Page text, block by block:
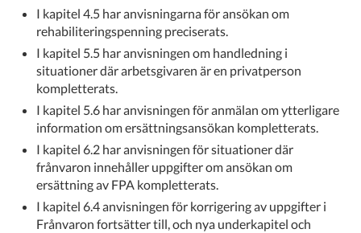
I kapitel 4.5 har anvisningarna för ansökan om
rehabiliteringspenning preciserats.
I kapitel 5.5 har anvisningen om handledning i
situationer där arbetsgivaren är en privatperson
kompletterats.
I kapitel 5.6 har anvisningen för anmälan om ytterligare
information om ersättningsansökan kompletterats.
I kapitel 6.2 har anvisningen för situationer där
frånvaron innehåller uppgifter om ansökan om
ersättning av FPA kompletterats.
I kapitel 6.4 anvisningen för korrigering av uppgifter i
Frånvaron fortsätter till, och nya underkapitel och